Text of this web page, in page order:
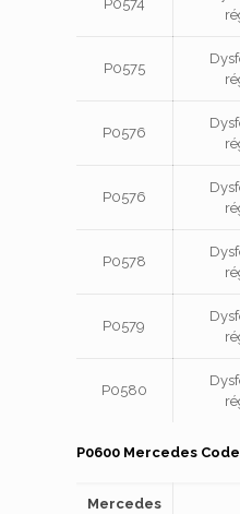
P0574
P0575
P0576
P0576
P0578
P0579
P0580
P0600 Mercedes
Mercedes